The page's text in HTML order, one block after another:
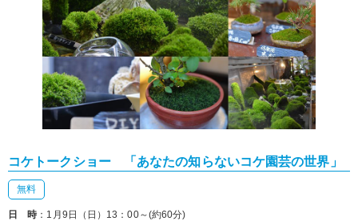
コケトークショー 「あなたの知らないコケ園芸の世界」
無料
日 時：1月9日（日）13：00～(約60分)